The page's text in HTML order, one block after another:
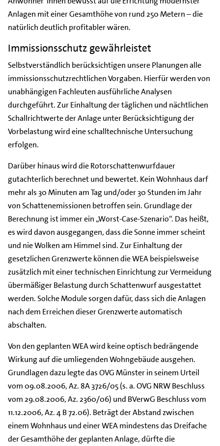
Anlagen mit einer Gesamthöhe von rund 250 Metern – die
natürlich deutlich profitabler wären.
Immissionsschutz gewährleistet
Selbstverständlich berücksichtigen unsere Planungen alle
immissionsschutzrechtlichen Vorgaben. Hierfür werden von
unabhängigen Fachleuten ausführliche Analysen
durchgeführt. Zur Einhaltung der täglichen und nächtlichen
Schallrichtwerte der Anlage unter Berücksichtigung der
Vorbelastung wird eine schalltechnische Untersuchung
erfolgen.
Darüber hinaus wird die Rotorschattenwurfdauer
gutachterlich berechnet und bewertet. Kein Wohnhaus darf
mehr als 30 Minuten am Tag und/oder 30 Stunden im Jahr
von Schattenemissionen betroffen sein. Grundlage der
Berechnung ist immer ein „Worst-Case-Szenario“. Das heißt,
es wird davon ausgegangen, dass die Sonne immer scheint
und nie Wolken am Himmel sind. Zur Einhaltung der
gesetzlichen Grenzwerte können die WEA beispielsweise
zusätzlich mit einer technischen Einrichtung zur Vermeidung
übermäßiger Belastung durch Schattenwurf ausgestattet
werden. Solche Module sorgen dafür, dass sich die Anlagen
nach dem Erreichen dieser Grenzwerte automatisch
abschalten.
Von den geplanten WEA wird keine optisch bedrängende
Wirkung auf die umliegenden Wohngebäude ausgehen.
Grundlagen dazu legte das OVG Münster in seinem Urteil
vom 09.08.2006, Az. 8A 3726/05 (s. a. OVG NRW Beschluss
vom 29.08.2006, Az. 2360/06) und BVerwG Beschluss vom
11.12.2006, Az. 4 B 72.06). Beträgt der Abstand zwischen
einem Wohnhaus und einer WEA mindestens das Dreifache
der Gesamthöhe der geplanten Anlage, dürfte die